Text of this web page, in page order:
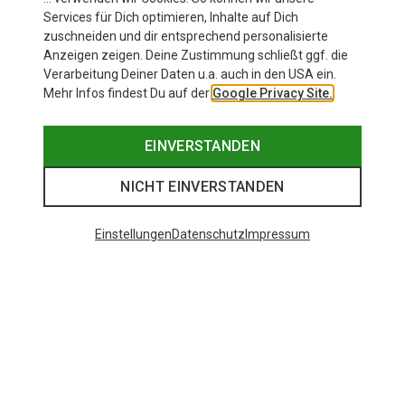
Services für Dich optimieren, Inhalte auf Dich
zuschneiden und dir entsprechend personalisierte
Anzeigen zeigen. Deine Zustimmung schließt ggf. die
Verarbeitung Deiner Daten u.a. auch in den USA ein.
Mehr Infos findest Du auf der Google Privacy Site.
EINVERSTANDEN
NICHT EINVERSTANDEN
EinstellungenDatenschutz Impressum